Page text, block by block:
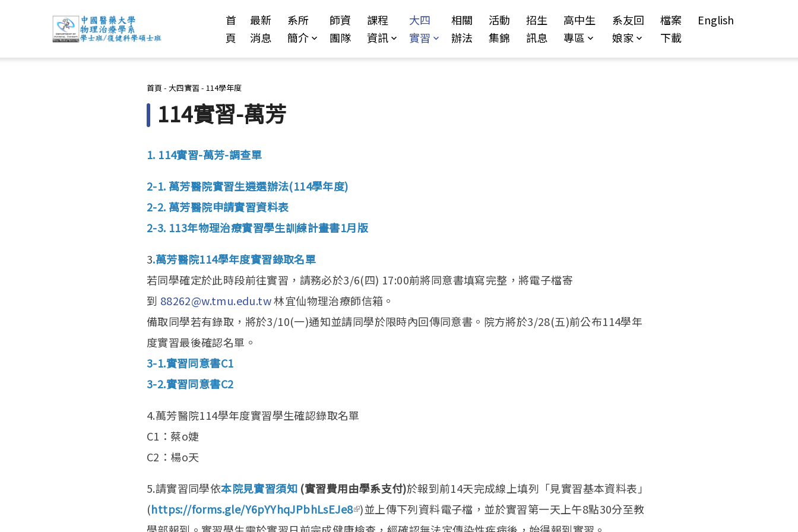
首
頁
最新
消息
系所
簡介
師資
團隊
課程
資訊
大四
實習
相關
辦法
活動
集錦
招生
訊息
高中生
專區
系友回
娘家
檔案
下載
English
您在這裡
首頁 - 大四實習 - 114學年度
114實習-萬芳
1. 114實習-萬芳-調查單
2-1. 萬芳醫院實習生遴選辦法(114學年度)
2-2. 萬芳醫院申請實習資料表
2-3. 113年物理治療實習學生訓練計畫書1月版
3.萬芳醫院114學年度實習錄取名單
若同學確定於此時段前往實習，請務必於3/6(四) 17:00前將同意書填寫完整，將電子檔寄
到 88262@w.tmu.edu.tw林宜仙物理治療師信箱。
備取同學若有錄取，將於3/10(一)通知並請同學於限時內回傳同意書。院方將於3/28(五)前公布114學年
度實習最後確認名單。
3-1.實習同意書C1
3-2.實習同意書C2
4.萬芳醫院114學年度實習學生確認錄取名單
C1：蔡o婕
C2：楊o天
5.請實習同學依本院見實習須知 (實習費用由學系支付)於報到前14天完成線上填列「見實習基本資料表」
(https://forms.gle/Y6pYYhqJPbhLsEJe8(link is external)
)並上傳下列資料電子檔，並於實習第一天上午8點30分至教